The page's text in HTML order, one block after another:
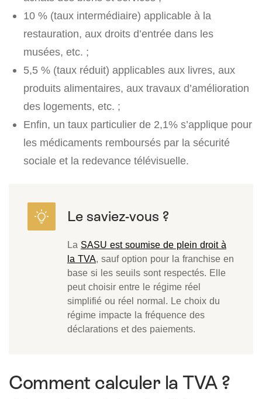
10 % (taux intermédiaire) applicable à la
restauration, aux droits d’entrée dans les
musées, etc. ;
5,5 % (taux réduit) applicables aux livres, aux
produits alimentaires, aux travaux d’amélioration
des logements, etc. ;
Enfin, un taux particulier de 2,1% s’applique pour
les médicaments remboursés par la sécurité
sociale et la redevance télévisuelle.
La SASU est soumise de plein droit à
la TVA, sauf option pour la franchise en
base si les seuils sont respectés. Elle
peut choisir entre le régime réel
simplifié ou réel normal. Le choix du
régime impacte la fréquence des
déclarations et des paiements.
Comment calculer la TVA ?